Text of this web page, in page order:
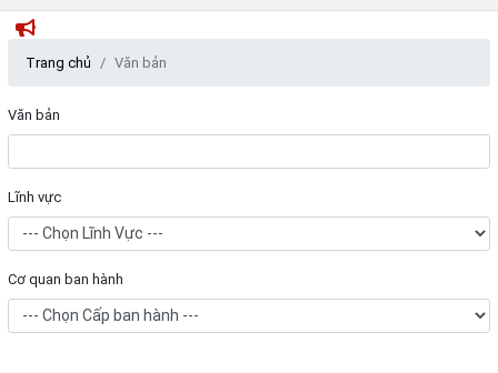
Trang chủ Văn bản
Văn bản
Lĩnh vực
Cơ quan ban hành